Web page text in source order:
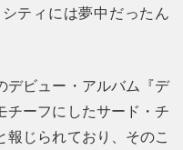
ティには夢中だったん
デビュー・アルバム『デ
チーフにしたサード・チ
じられており、そのこ